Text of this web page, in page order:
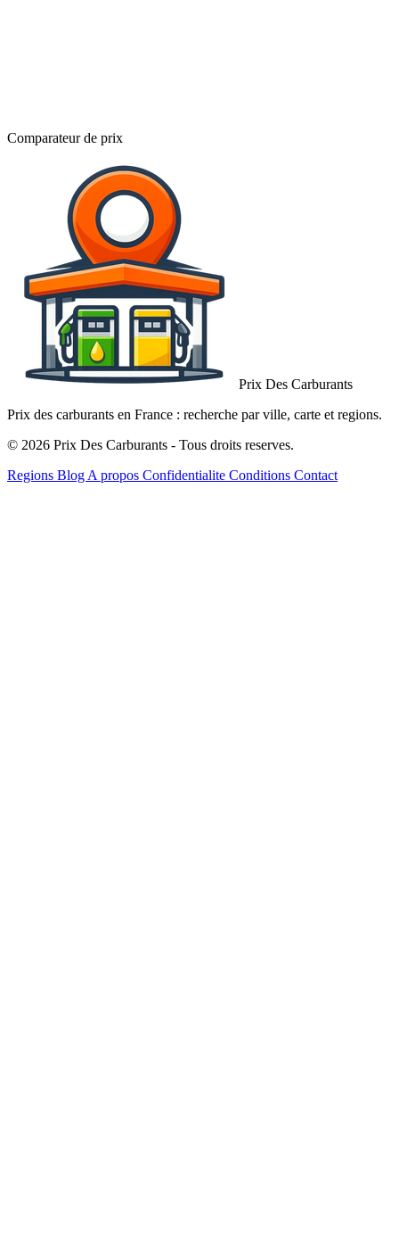
Comparateur de prix
Prix Des Carburants
Prix des carburants en France : recherche par ville, carte et regions.
© 2026 Prix Des Carburants - Tous droits reserves.
Regions Blog A propos Confidentialite Conditions Contact